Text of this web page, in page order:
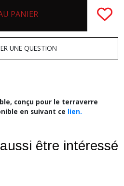
PANIER
UNE QUESTION
conçu pour le terraverre
en suivant ce lien.
être intéressé